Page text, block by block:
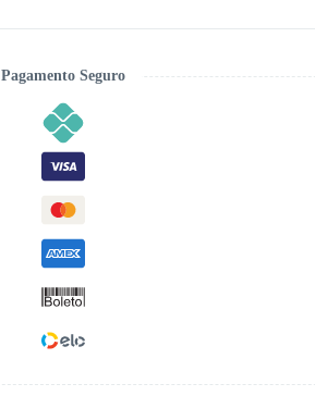
Pagamento Seguro